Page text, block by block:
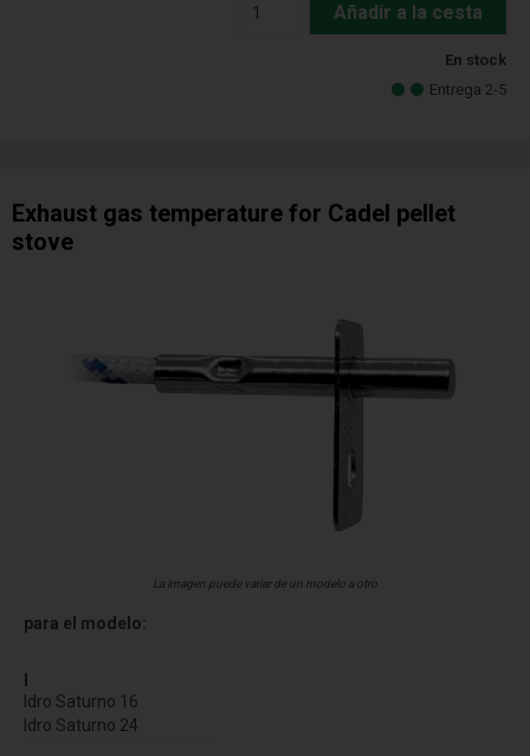
Añadir a la cesta
En stock
Entrega 2-5
Exhaust gas temperature for Cadel pellet
stove
La imagen puede variar de un modelo a otro
para el modelo:
Idro Saturno 16
Idro Saturno 24